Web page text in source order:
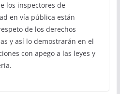
los inspectores de
en vía pública están
de los derechos
y así lo demostrarán en el
con apego a las leyes y